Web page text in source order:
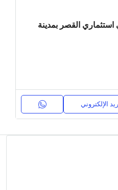
للبيع في استثماري القصر بمدينة
الإلكتروني